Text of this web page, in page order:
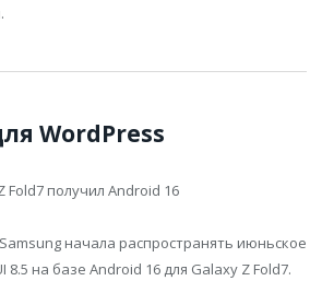
WordPress
Fold7 получил Android 16
Samsung начала распространять июньское
8.5 на базе Android 16 для Galaxy Z Fold7.